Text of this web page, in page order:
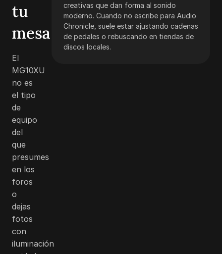
creativas que dan forma al sonido
moderno. Cuando no escribe para Audio
Chronicle, suele estar ajustando cadenas
de pedales o rebuscando en tiendas de
discos locales.
tu
mesa
El
MG10XU
no es
el tipo
de
equipo
del
que
presumes
en los
foros
o
dejas
fotos
con
iluminación